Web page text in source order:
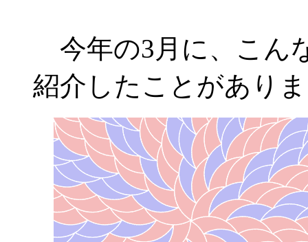
今年の3月に、こん
紹介したことがあり